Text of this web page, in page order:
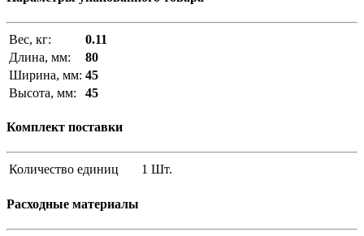
Вес, кг:
0.11
Длина, мм:
80
Ширина, мм: 45
Высота, мм:
45
Комплект поставки
Количество единиц 1 Шт.
Расходные материалы